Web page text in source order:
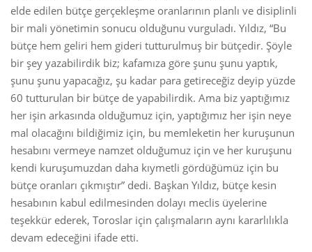
elde edilen bütçe gerçekleşme oranlarının planlı ve disiplinli
bir mali yönetimin sonucu olduğunu vurguladı. Yıldız, “Bu
bütçe hem geliri hem gideri tutturulmuş bir bütçedir. Şöyle
bir şey yazabilirdik biz; kafamıza göre şunu şunu yaptık,
şunu şunu yapacağız, şu kadar para getireceğiz deyip yüzde
60 tutturulan bir bütçe de yapabilirdik. Ama biz yaptığımız
her işin arkasında olduğumuz için, yaptığımız her işin neye
mal olacağını bildiğimiz için, bu memleketin her kuruşunun
hesabını vermeye namzet olduğumuz için ve her kuruşunu
kendi kuruşumuzdan daha kıymetli gördüğümüz için bu
bütçe oranları çıkmıştır” dedi. Başkan Yıldız, bütçe kesin
hesabının kabul edilmesinden dolayı meclis üyelerine
teşekkür ederek, Toroslar için çalışmaların aynı kararlılıkla
devam edeceğini ifade etti.